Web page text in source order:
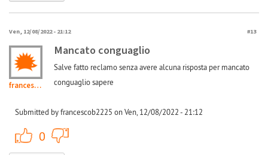
Ven, 12/08/2022 - 21:12 #13
francescob2225
Mancato conguaglio
Salve fatto reclamo senza avere alcuna risposta per mancato
conguaglio sapere
Submitted by francescob2225 on Ven, 12/08/2022 - 21:12
0